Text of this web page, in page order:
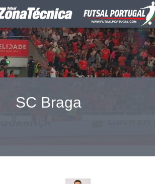
SC Braga